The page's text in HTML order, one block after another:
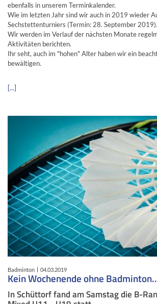
ebenfalls in unserem Terminkalender.
Wie im letzten Jahr sind wir auch in 2019 wieder
Sechstettenturniers (Termin: 28. September 2019).
Wir werden im Verlauf der nächsten Monate
Aktivitäten berichten.
Ihr seht, auch im "hohen" Alter haben wir ein
bewältigen.
[...]
Badminton 04.03.2019
Kein Wochenende ohne
In Schüttorf fand am Samstag die B-